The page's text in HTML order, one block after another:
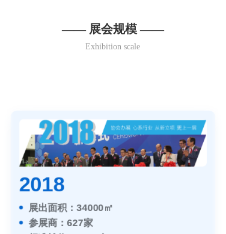
—— 展会规模 ——
Exhibition scale
2018
展出面积：34000㎡
参展商：627家